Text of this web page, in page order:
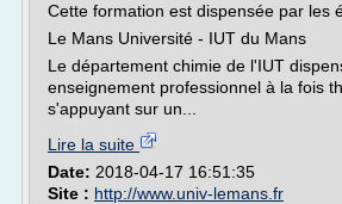
Cette formation est dispensée par les
Le Mans Université - IUT du Mans
Le département chimie de l'IUT
enseignement professionnel à la fois
s'appuyant sur un...
Lire la suite
Date: 2018-04-17 16:51:35
Site : http://www.univ-lemans.fr